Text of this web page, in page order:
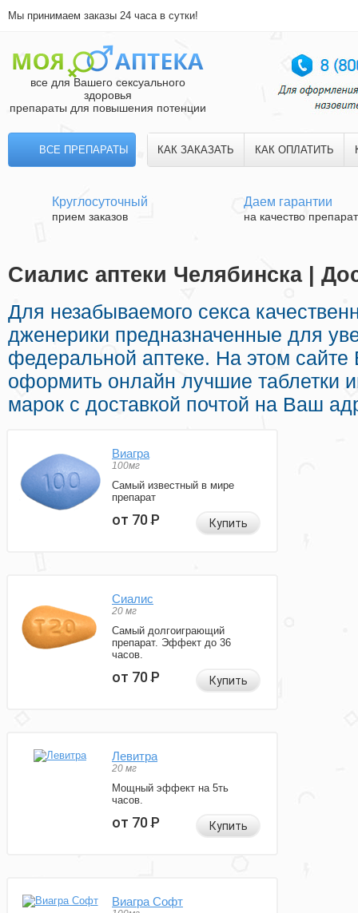
Мы принимаем заказы 24 часа в сутки!
все для Вашего сексуального
здоровья
препараты для повышения потенции
ВСЕ ПРЕПАРАТЫ КАК ЗАКАЗАТЬ КАК ОПЛАТИТЬ
Круглосуточный
прием заказов
Даем гарантии
на качество
Сиалис аптеки Челябинска |
Для незабываемого секса
дженерики предназначенные для
федеральной аптеке. На этом
оформить онлайн лучшие таблетки
марок с доставкой почтой на Ваш
Виагра
100мг
Самый известный в мире
препарат
от 70Р Купить
Сиалис
20 мг
Самый долгоиграющий
препарат. Эффект до 36
часов.
от 70Р Купить
Левитра
20 мг
Мощный эффект на 5ть
часов.
от 70Р Купить
Виагра Софт